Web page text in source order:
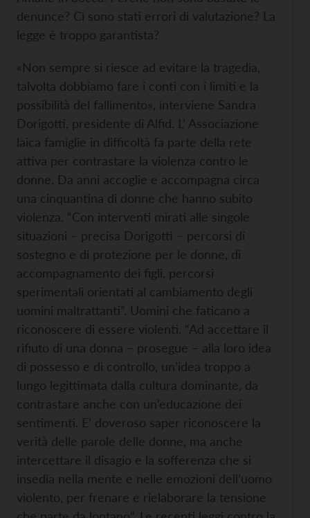
denunce? Ci sono stati errori di valutazione? La
legge è troppo garantista?
«Non sempre si riesce ad evitare la tragedia,
talvolta dobbiamo fare i conti con i limiti e la
possibilità del fallimento», interviene Sandra
Dorigotti, presidente di Alfid. L’ Associazione
laica famiglie in difficoltà fa parte della rete
attiva per contrastare la violenza contro le
donne. Da anni accoglie e accompagna circa
una cinquantina di donne che hanno subito
violenza. “Con interventi mirati alle singole
situazioni – precisa Dorigotti – percorsi di
sostegno e di protezione per le donne, di
accompagnamento dei figli, percorsi
sperimentali orientati al cambiamento degli
uomini maltrattanti”. Uomini che faticano a
riconoscere di essere violenti. “Ad accettare il
rifiuto di una donna – prosegue – alla loro idea
di possesso e di controllo, un’idea troppo a
lungo legittimata dalla cultura dominante, da
contrastare anche con un’educazione dei
sentimenti. E’ doveroso saper riconoscere la
verità delle parole delle donne, ma anche
intercettare il disagio e la sofferenza che si
insedia nella mente e nelle emozioni dell’uomo
violento, per frenare e rielaborare la tensione